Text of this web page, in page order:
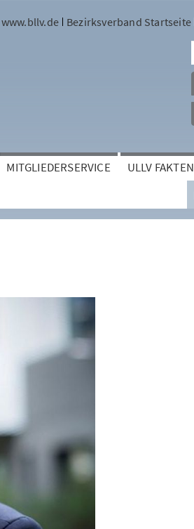
www.bllv.de Bezirksverband Startseite
MITGLIEDERSERVICE
ULLV FAKTEN